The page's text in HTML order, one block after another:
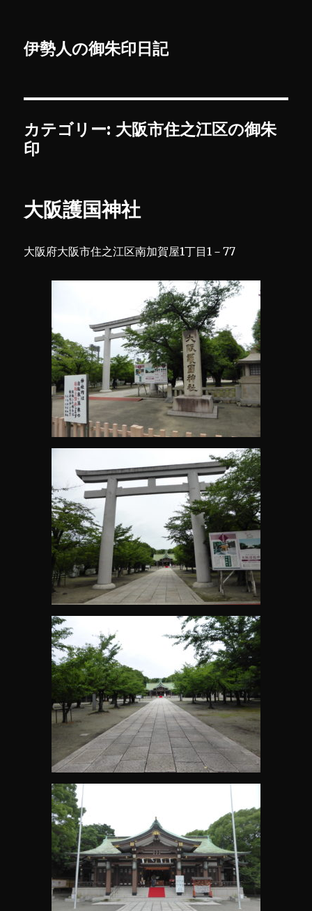
伊勢人の御朱印日記
カテゴリー: 大阪市住之江区の御朱
印
大阪護国神社
大阪府大阪市住之江区南加賀屋1丁目1－77